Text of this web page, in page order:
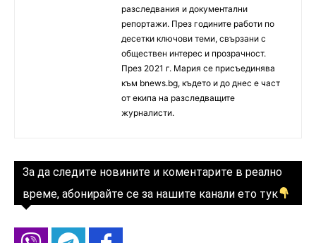
разследвания и документални
репортажи. През годините работи по
десетки ключови теми, свързани с
обществен интерес и прозрачност.
През 2021 г. Мария се присъединява
към bnews.bg, където и до днес е част
от екипа на разследващите
журналисти.
За да следите новините и коментарите в реално
време, абонирайте се за нашите канали ето тук